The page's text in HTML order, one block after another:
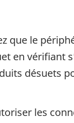
que le
en vérifiant
désuets
les